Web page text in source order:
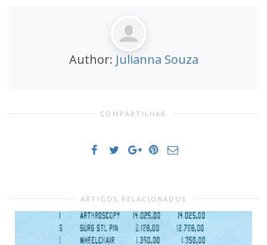
Author: Julianna Souza
COMPARTILHAR
ARTIGOS RELACIONADOS